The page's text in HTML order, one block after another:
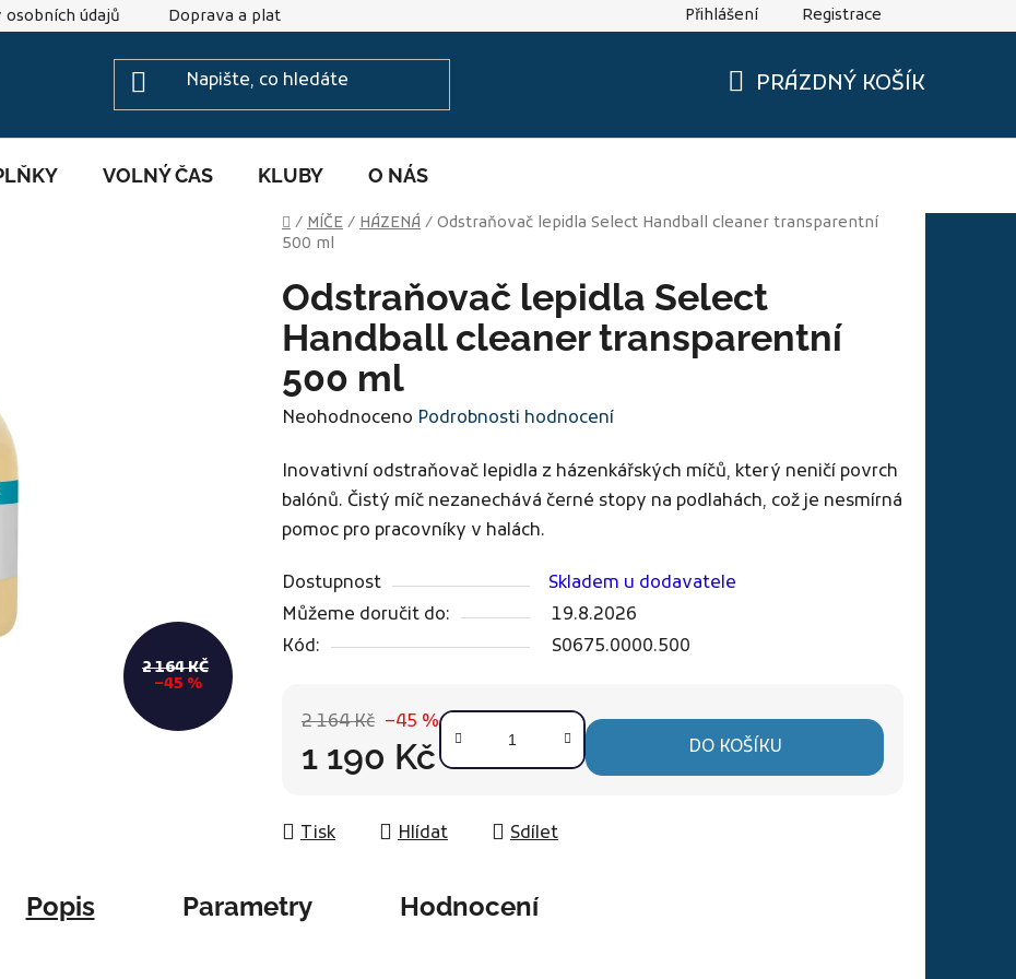
údajů Doprava a platba Přihlášení Registrace
PRÁZDNÝ KOŠÍK
VOLNÝ ČAS KLUBY O NÁS
Domů
/ MÍČE / HÁZENÁ / Odstraňovač lepidla Select Handball cleaner transparentní
500 ml
Odstraňovač lepidla Select
Handball cleaner transparentní
500 ml
Průměrné
produktu
je
0,0
5
hvězdiček.
Neohodnoceno Podrobnosti hodnocení
Inovativní odstraňovač lepidla z házenkářských míčů, který neničí povrch
balónů. Čistý míč nezanechává černé stopy na podlahách, což je nesmírná
pomoc pro pracovníky v halách.
Dostupnost
Skladem u dodavatele
Můžeme doručit do:
19.8.2026
Kód:
S0675.0000.500
2 164 Kč –45 %
1 190 Kč DO KOŠÍKU
Tisk Hlídat Sdílet
2 164 KČ
–45 %
Popis Parametry Hodnocení